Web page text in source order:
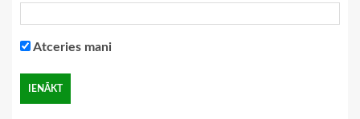
Atceries mani